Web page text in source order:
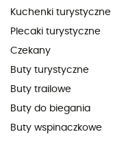
Kuchenki turystyczne
Plecaki turystyczne
Czekany
Buty turystyczne
Buty trailowe
Buty do biegania
Buty wspinaczkowe